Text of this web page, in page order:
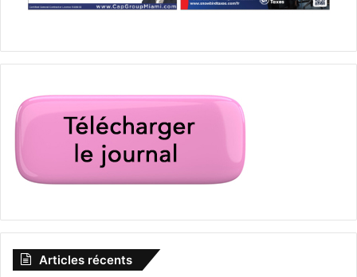
Articles récents